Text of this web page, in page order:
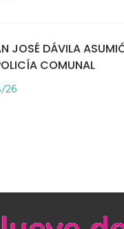
JOSÉ DÁVILA
COMUNAL
26